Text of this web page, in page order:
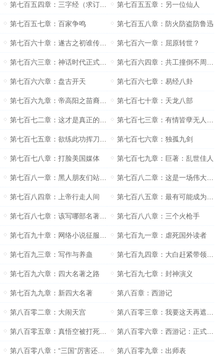
第七百五四章：三字经（求订阅） 第七百五五章：另一位仙人
第七百五七章：百家争鸣 第七百五八章：防火防盗防鲁迅
第七百六十章：遂古之初谁传道之？ 第七百六一章：屈原转世？
第七百六三章：神话时代正式开启 第七百六四章：共工撞倒不周山之后怎么办？
第七百六六章：盘古开天 第七百六七章：易经八卦
第七百六九章：帝高阳之苗裔兮朕皇考曰伯庸 第七百七十章：天龙八部
第七百七二章：这才是真正的大侠 第七百七三章：有情皆孽无人不冤
第七百七五章：欲练此功挥刀自宫 第七百七六章：独孤九剑
第七百七八章：打脸美国媒体 第七百七九章：巨著：乱世佳人
第七百八一章：黑人朋友们站起来吧 第七百八二章：这是一场伟大的盛事
第七百八四章：上帝行走人间 第七百八五章：最有可能成为上帝的男人
第七百八七章：该写哪部名著呢？ 第七百八八章：三个火枪手
第七百九十章：网络小说征服世界 第七百九一章：虐死国外读者
第七百九三章：写作与养蛊 第七百九四章：大白赶紧带领我们去征服歪果仁呀
第七百九六章：四大名著之路 第七百九七章：封神演义
第七百九九章：新四大名著 第八百章：西游记
第八百零二章：大闹天宫 第八百零三章：我要这天再遮不住我眼
第八百零五章：真悟空被打死了代替悟空取经的是六耳 第八百零六章：西游记：正式销售
第八百零八章：“三国”厉害还是“战国”厉害？ 第八百零九章：出师表